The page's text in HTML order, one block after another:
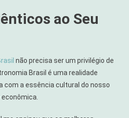
ao Seu
não precisa ser um privilégio de
Brasil é uma realidade
com a essência cultural do nosso